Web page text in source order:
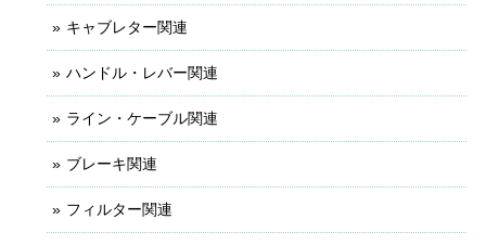
キャブレター関連
ハンドル・レバー関連
ライン・ケーブル関連
ブレーキ関連
フィルター関連